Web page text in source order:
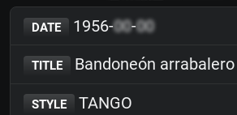
DATE 1956-00-00
TITLE Bandoneón arrabalero
STYLE TANGO